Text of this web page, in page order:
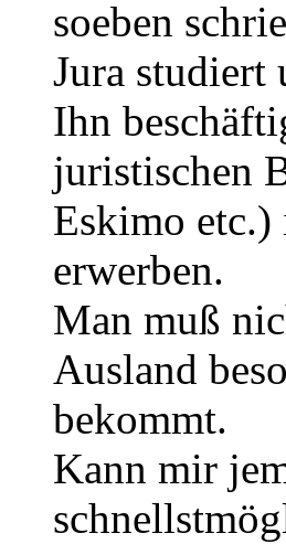
soeben
Jura studiert
Ihn
juristischen
Eskimo
erwerben.
Man muß
Ausland
bekommt.
Kann mir